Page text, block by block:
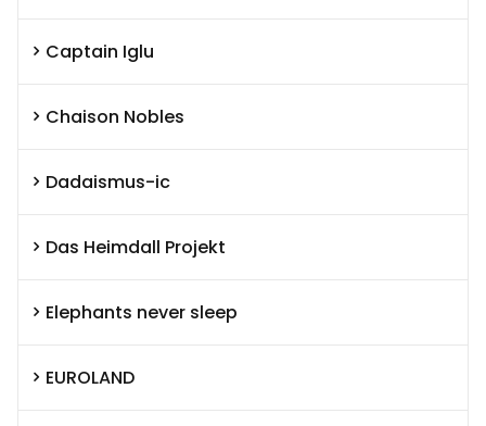
Captain Iglu
Chaison Nobles
Dadaismus-ic
Das Heimdall Projekt
Elephants never sleep
EUROLAND